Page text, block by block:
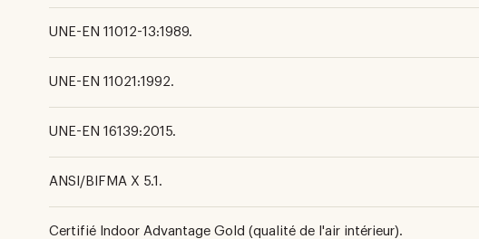
UNE-EN 11012-13:1989.
UNE-EN 11021:1992.
UNE-EN 16139:2015.
ANSI/BIFMA X 5.1.
Certifié Indoor Advantage Gold (qualité de l'air intérieur).